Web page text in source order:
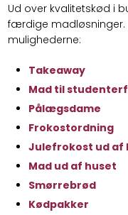
Ud over kvalitetskød i
færdige madløsninger.
mulighederne:
Takeaway
​Mad til
Pålægsdame
Frokostordning
Julefrokost ud af
​Mad ud af huset
​Smørrebrød
Kødpakker